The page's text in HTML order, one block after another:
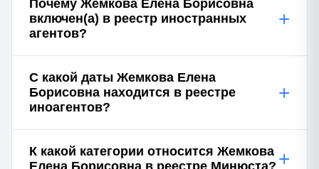
Почему Жемкова Елена Борисовна
включен(а) в реестр иностранных
агентов?
+
С какой даты Жемкова Елена
Борисовна находится в реестре
иноагентов?
+
К какой категории относится Жемкова
Елена Борисовна в реестре Минюста? +